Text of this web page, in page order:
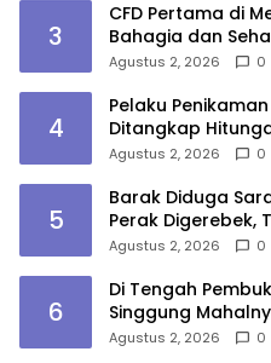
3
CFD Pertama di
Bahagia dan
Sudut Kota Medan
Agustus 2, 2026 0
4
Pelaku
Ditangkap
Agustus 2, 2026 0
5
Barak Diduga
Perak Digerebek,
Lokasi
Agustus 2, 2026 0
6
Di Tengah
Singgung
Agustus 2, 2026 0